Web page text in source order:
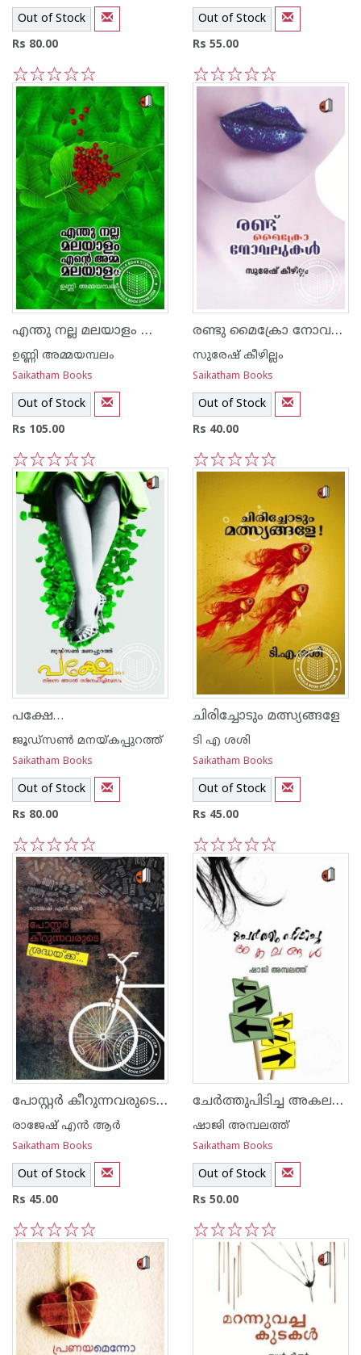
Out of Stock
Rs 80.00
5
4
3
2
1
Out of Stock
Rs 55.00
5
4
3
2
1
എന്തു നല്ല മലയാളം എന്റെ അമ്മ മലയാളം
ഉണ്ണി അമ്മയമ്പലം
Saikatham Books
Out of Stock
Rs 105.00
5
4
3
2
1
രണ്ടു മൈക്രോ നോവലുകള്‍
സുരേഷ് കീഴില്ലം
Saikatham Books
Out of Stock
Rs 40.00
5
4
3
2
1
പക്ഷേ…
ജൂഡ്സണ്‍ മനയ്‌കപ്പുറത്ത്
Saikatham Books
Out of Stock
Rs 80.00
5
4
3
2
1
ചിരിച്ചോടും മത്സ്യങ്ങളേ
ടി എ ശശി
Saikatham Books
Out of Stock
Rs 45.00
4
3
2
1
പോസ്റ്റര്‍ കീറുന്നവരുടെ ശ്രദ്ധക്ക്
രാജേഷ് എ‌ന്‍ ആര്‍
Saikatham Books
Out of Stock
Rs 45.00
5
4
3
2
1
ചേര്‍ത്തുപിടിച്ച അകലങ്ങള്‍
ഷാജി അമ്പലത്ത്
Saikatham Books
Out of Stock
Rs 50.00
5
3